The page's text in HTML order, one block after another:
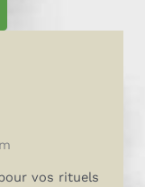
vos rituels
et pour